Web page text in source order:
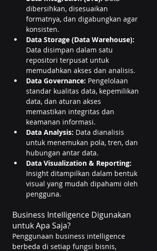
dibersihkan, disesuaikan
formatnya, dan digabungkan agar
konsisten.
Data Storage (Data Warehouse):
Data disimpan dalam satu
repositori terpusat untuk
memudahkan akses dan analisis.
Data Governance: Pengelolaan
standar kualitas data, kepemilikan
data, dan aturan akses
memastikan integritas dan
keamanan informasi.
Data Analysis: Data dianalisis
untuk menemukan pola, tren, dan
hubungan antar data.
Data Visualization & Reporting:
Insight ditampilkan dalam bentuk
visual yang mudah dipahami oleh
pengguna.
Business Intelligence Digunakan
untuk Apa Saja?
Penggunaan business intelligence
berbeda di setiap fungsi bisnis,